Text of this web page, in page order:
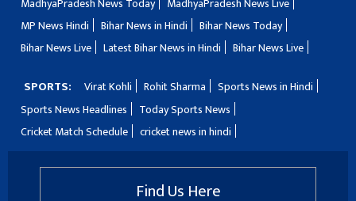
MP News Hindi
Bihar News in Hindi
Bihar News Today
Bihar News Live
Latest Bihar News in Hindi Bihar News Live
SPORTS: Virat Kohli Rohit Sharma
Sports News in Hindi
Sports News Headlines
Today Sports News
Cricket Match Schedule
cricket news in hindi
Find Us Here